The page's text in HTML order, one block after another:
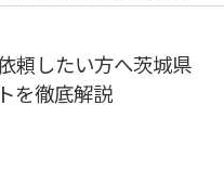
頼したい方へ茨城県
を徹底解説